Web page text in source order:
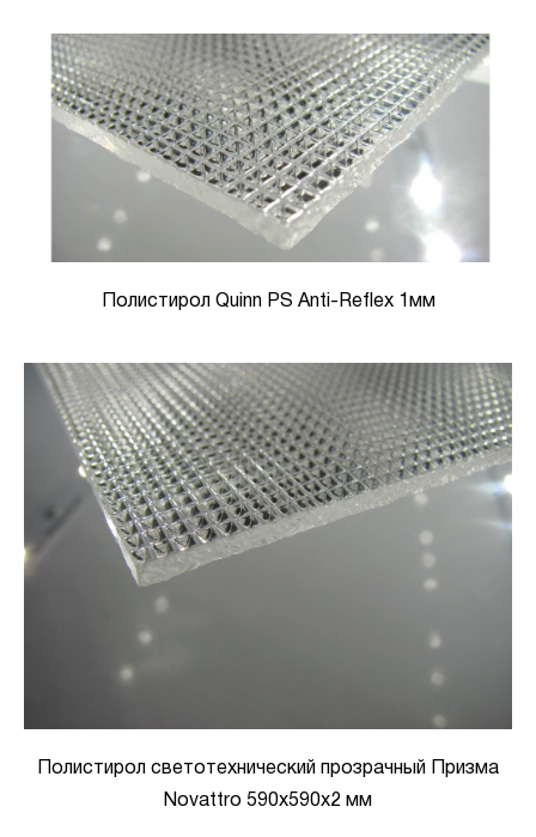
Полистирол Quinn PS Anti-Reflex 1мм
Полистирол светотехнический прозрачный Призма
Novattro 590х590x2 мм